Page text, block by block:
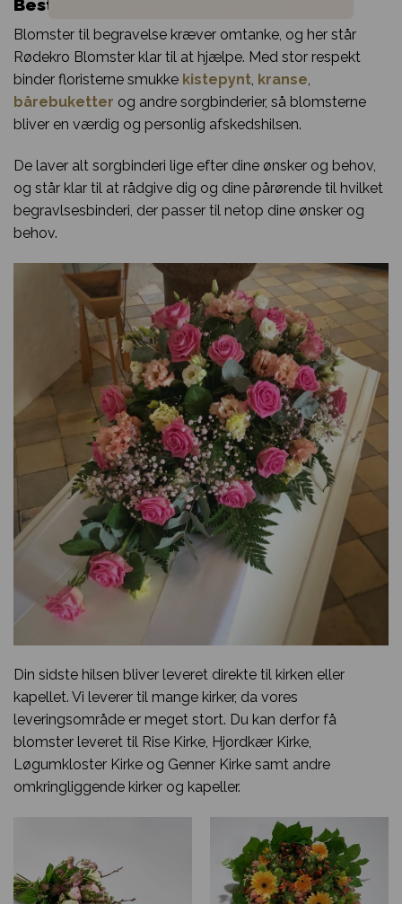
Bestil alt inden for begravelse
Blomster til begravelse kræver omtanke, og her står
Rødekro Blomster klar til at hjælpe. Med stor respekt
binder floristerne smukke kistepynt, kranse,
bårebuketter og andre sorgbinderier, så blomsterne
bliver en værdig og personlig afskedshilsen.
De laver alt sorgbinderi lige efter dine ønsker og behov,
og står klar til at rådgive dig og dine pårørende til hvilket
begravlsesbinderi, der passer til netop dine ønsker og
behov.
Din sidste hilsen bliver leveret direkte til kirken eller
kapellet. Vi leverer til mange kirker, da vores
leveringsområde er meget stort. Du kan derfor få
blomster leveret til Rise Kirke, Hjordkær Kirke,
Løgumkloster Kirke og Genner Kirke samt andre
omkringliggende kirker og kapeller.